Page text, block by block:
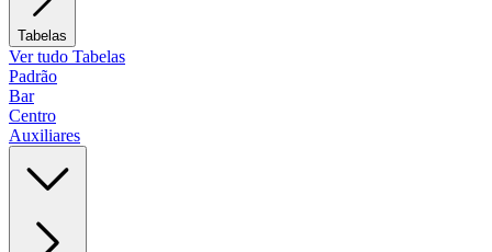
Tabelas
Ver tudo Tabelas
Padrão
Bar
Centro
Auxiliares